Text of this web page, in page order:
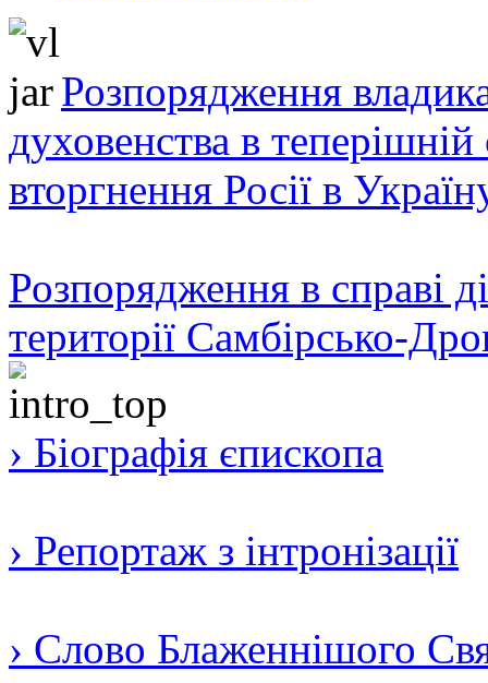
Розпорядження
духовенства в теперішній
вторгнення Росії в
Розпорядження в справі
території Самбірсько-
› Біографія єпископа
› Репортаж з інтронізації
› Слово Блаженнішого